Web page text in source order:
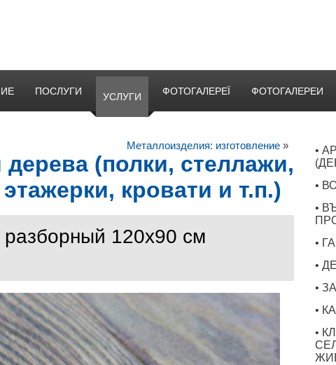
ПОСЛУГИ УСЛУГИ ФОТОГАЛЕРЕЇ ФОТОГАЛЕРЕИ
Металлоизделия: изготовление »
(полки, стеллажи,
этажерки, кровати и т.п.)
120x90 см
•
•
•
•
•
•
•
•